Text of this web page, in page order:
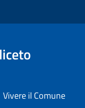
Vivere il Comune